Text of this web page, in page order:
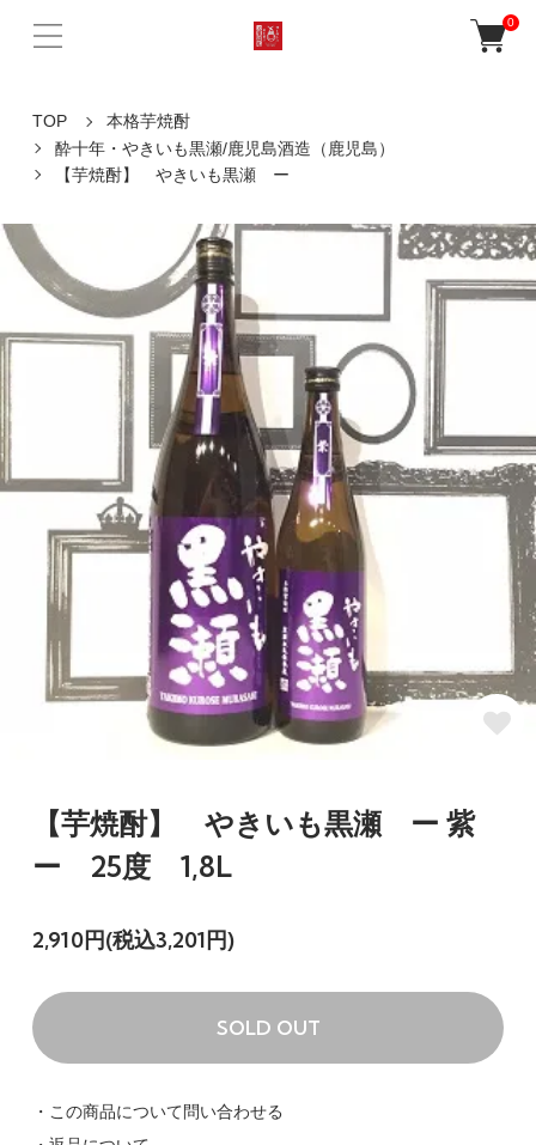
0
TOP
本格芋焼酎
酔十年・やきいも黒瀬/鹿児島酒造（鹿児島）
【芋焼酎】 やきいも黒瀬 ー
【芋焼酎】 やきいも黒瀬 ー 紫
ー 25度 1,8L
2,910円(税込3,201円)
SOLD OUT
・この商品について問い合わせる